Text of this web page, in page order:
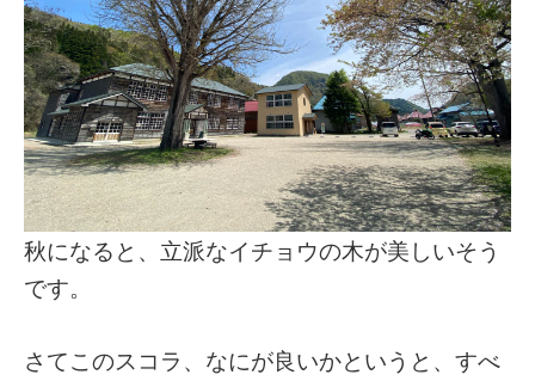
秋になると、立派なイチョウの木が美しいそう
です。
さてこのスコラ、なにが良いかというと、すべ